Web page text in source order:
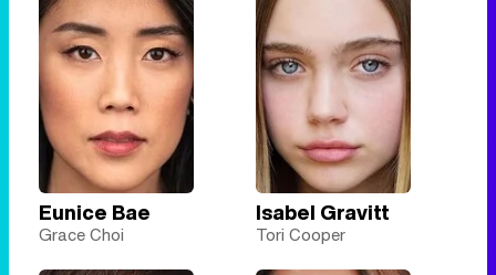
Eunice Bae
Grace Choi
Isabel Gravitt
Tori Cooper